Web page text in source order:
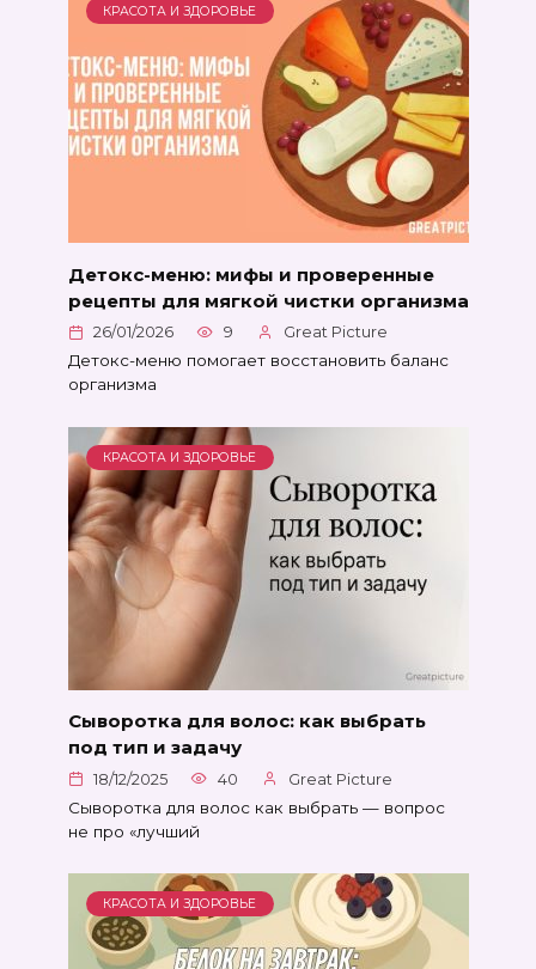
КРАСОТА И ЗДОРОВЬЕ
Детокс-меню: мифы и проверенные
рецепты для мягкой чистки организма
26/01/2026 9 Great Picture
Детокс-меню помогает восстановить баланс
организма
КРАСОТА И ЗДОРОВЬЕ
Сыворотка для волос: как выбрать
под тип и задачу
18/12/2025 40 Great Picture
Сыворотка для волос как выбрать — вопрос
не про «лучший
КРАСОТА И ЗДОРОВЬЕ